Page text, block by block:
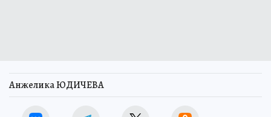
Анжелика ЮДИЧЕВА